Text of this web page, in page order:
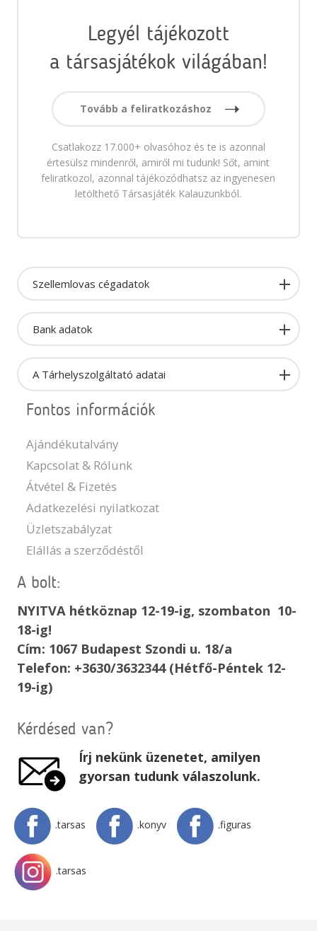
Legyél tájékozott
a társasjátékok világában!
Tovább a feliratkozáshoz
Csatlakozz 17.000+ olvasóhoz és te is azonnal
értesülsz mindenről, amiről mi tudunk! Sőt, amint
feliratkozol, azonnal tájékozódhatsz az ingyenesen
letölthető Társasjáték Kalauzunkból.
Szellemlovas cégadatok
Bank adatok
A Tárhelyszolgáltató adatai
Fontos információk
Ajándékutalvány
Kapcsolat & Rólunk
Átvétel & Fizetés
Adatkezelési nyilatkozat
Üzletszabályzat
Elállás a szerződéstől
A bolt:
NYITVA hétköznap 12-19-ig, szombaton 10-
18-ig!
Cím: 1067 Budapest Szondi u. 18/a
Telefon: +3630/3632344 (Hétfő-Péntek 12-
19-ig)
Kérdésed van?
Írj nekünk üzenetet, amilyen
gyorsan tudunk válaszolunk.
.tarsas .konyv .figuras
.tarsas